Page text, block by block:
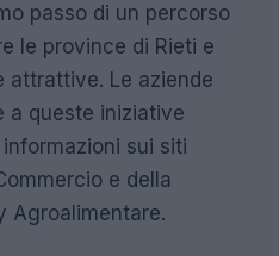
passo di un percorso
le province di Rieti e
attrattive. Le aziende
a queste iniziative
sui siti
e della
Agroalimentare.